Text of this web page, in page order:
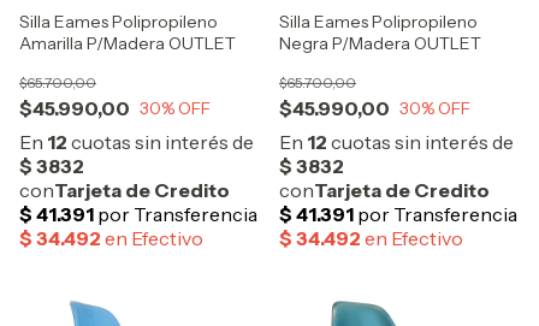
Silla Eames Polipropileno
Amarilla P/Madera OUTLET
$45.990,00
$65.700,00
30% OFF
Silla Eames Polipropileno
Negra P/Madera OUTLET
$45.990,00
$65.700,00
30% OFF